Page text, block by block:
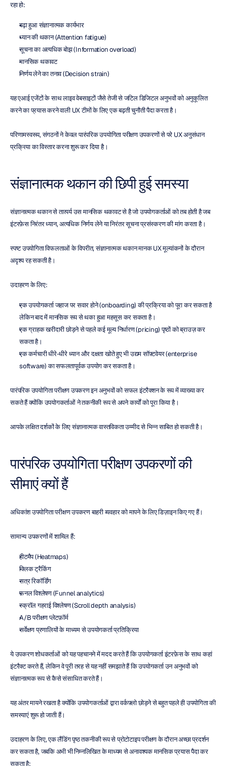
रहा हो:
बढ़ा हुआ संज्ञानात्मक कार्यभार
ध्यान की थकान (Attention fatigue)
सूचना का अत्यधिक बोझ (Information overload)
मानसिक थकावट
निर्णय लेने का तनाव (Decision strain)
यह एआई एजेंटों के साथ लाइव वेबसाइटों जैसे तेजी से जटिल डिजिटल अनुभवों को अनुकूलित
करने का प्रयास करने वाली UX टीमों के लिए एक बढ़ती चुनौती पैदा करता है।
परिणामस्वरूप, संगठनों ने केवल पारंपरिक उपयोगिता परीक्षण उपकरणों से परे UX अनुसंधान
प्रक्रिया का विस्तार करना शुरू कर दिया है।
संज्ञानात्मक थकान की छिपी हुई समस्या
संज्ञानात्मक थकान से तात्पर्य उस मानसिक थकावट से है जो उपयोगकर्ताओं को तब होती है जब
इंटरफ़ेस निरंतर ध्यान, अत्यधिक निर्णय लेने या निरंतर सूचना प्रसंस्करण की मांग करता है।
स्पष्ट उपयोगिता विफलताओं के विपरीत, संज्ञानात्मक थकान मानक UX मूल्यांकनों के दौरान
अदृश्य रह सकती है।
उदाहरण के लिए:
एक उपयोगकर्ता जहाज पर सवार होने (onboarding) की प्रक्रिया को पूरा कर सकता है
लेकिन बाद में मानसिक रूप से थका हुआ महसूस कर सकता है।
एक ग्राहक खरीदारी छोड़ने से पहले कई मूल्य निर्धारण (pricing) पृष्ठों को ब्राउज़ कर
सकता है।
एक कर्मचारी धीरे-धीरे ध्यान और दक्षता खोते हुए भी उद्यम सॉफ़्टवेयर (enterprise
software) का सफलतापूर्वक उपयोग कर सकता है।
पारंपरिक उपयोगिता परीक्षण उपकरण इन अनुभवों को सफल इंटरैक्शन के रूप में व्याख्या कर
सकते हैं क्योंकि उपयोगकर्ताओं ने तकनीकी रूप से अपने कार्यों को पूरा किया है।
आपके लक्षित दर्शकों के लिए संज्ञानात्मक वास्तविकता उम्मीद से भिन्न साबित हो सकती है।
पारंपरिक उपयोगिता परीक्षण उपकरणों की
सीमाएं क्यों हैं
अधिकांश उपयोगिता परीक्षण उपकरण बाहरी व्यवहार को मापने के लिए डिज़ाइन किए गए हैं।
सामान्य उपकरणों में शामिल हैं:
हीटमैप (Heatmaps)
क्लिक ट्रैकिंग
सत्र रिकॉर्डिंग
फ़नल विश्लेषण (Funnel analytics)
स्क्रॉल गहराई विश्लेषण (Scroll depth analysis)
A/B परीक्षण प्लेटफ़ॉर्म
सर्वेक्षण प्रणालियों के माध्यम से उपयोगकर्ता प्रतिक्रिया
ये उपकरण शोधकर्ताओं को यह पहचानने में मदद करते हैं कि उपयोगकर्ता इंटरफ़ेस के साथ कहां
इंटरैक्ट करते हैं, लेकिन वे पूरी तरह से यह नहीं समझाते हैं कि उपयोगकर्ता उन अनुभवों को
संज्ञानात्मक रूप से कैसे संसाधित करते हैं।
यह अंतर मायने रखता है क्योंकि उपयोगकर्ताओं द्वारा वर्कफ़्लो छोड़ने से बहुत पहले ही उपयोगिता की
समस्याएं शुरू हो जाती हैं।
उदाहरण के लिए, एक लैंडिंग पृष्ठ तकनीकी रूप से प्रोटोटाइप परीक्षण के दौरान अच्छा प्रदर्शन
कर सकता है, जबकि अभी भी निम्नलिखित के माध्यम से अनावश्यक मानसिक प्रयास पैदा कर
सकता है: